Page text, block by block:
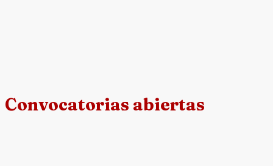
Convocatorias abiertas